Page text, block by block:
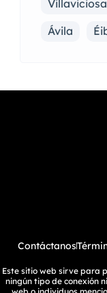
Ávila
Contáctanos
Este sitio web sirve para
ningún tipo de conexión